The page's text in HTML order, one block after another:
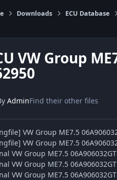
Downloads ECU Database
VW Group
AdminFind their other files
VW Group ME7.5
VW Group ME7.5
VW Group ME7.5
VW Group ME7.5
VW Group ME7.5